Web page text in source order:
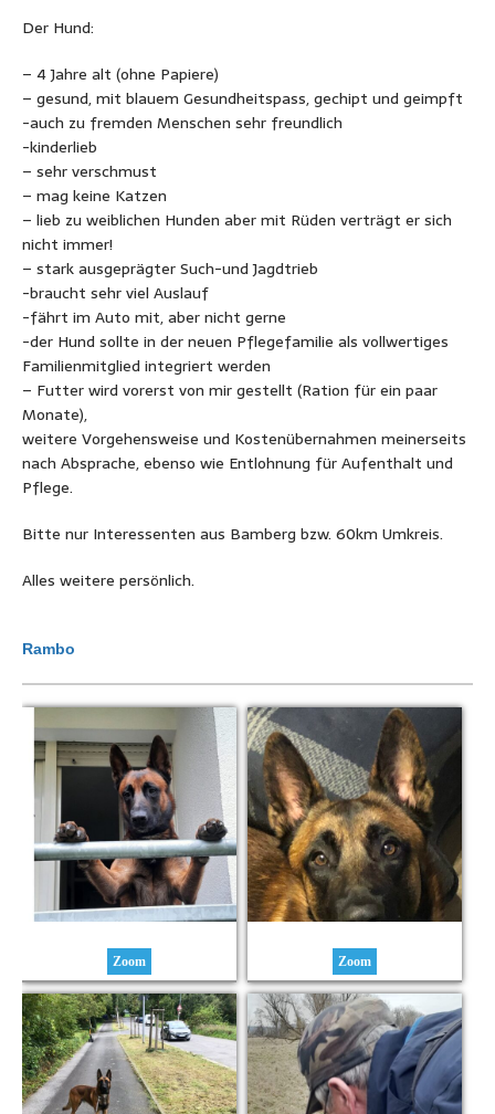
Der Hund:
– 4 Jahre alt (ohne Papiere)
– gesund, mit blauem Gesundheitspass, gechipt und geimpft
-auch zu fremden Menschen sehr freundlich
-kinderlieb
– sehr verschmust
– mag keine Katzen
– lieb zu weiblichen Hunden aber mit Rüden verträgt er sich
nicht immer!
– stark ausgeprägter Such-und Jagdtrieb
-braucht sehr viel Auslauf
-fährt im Auto mit, aber nicht gerne
-der Hund sollte in der neuen Pflegefamilie als vollwertiges
Familienmitglied integriert werden
– Futter wird vorerst von mir gestellt (Ration für ein paar
Monate),
weitere Vorgehensweise und Kostenübernahmen meinerseits
nach Absprache, ebenso wie Entlohnung für Aufenthalt und
Pflege.
Bitte nur Interessenten aus Bamberg bzw. 60km Umkreis.
Alles weitere persönlich.
Rambo
Zoom Zoom